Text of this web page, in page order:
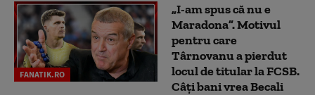
FANATIK.RO
„I-am spus că nu e
Maradona”. Motivul
pentru care
Târnovanu a pierdut
locul de titular la FCSB.
Câți bani vrea Becali